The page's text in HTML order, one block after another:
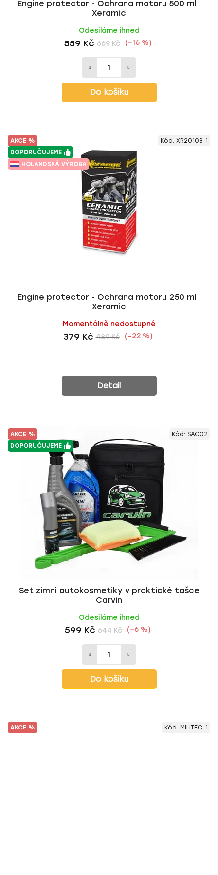
Engine protector - Ochrana motoru 500 ml |
Xeramic
Odesíláme ihned
559 Kč 669 Kč (–16 %)
Do košíku
AKCE %
DOPORUČUJEME
HOLANDSKÁ VÝROBA
Engine protector - Ochrana motoru 250 ml |
Xeramic
Momentálně nedostupné
379 Kč 489 Kč (–22 %)
Detail
Kód: XR20103-1
AKCE %
DOPORUČUJEME
Set zimní autokosmetiky v praktické tašce
Carvin
Odesíláme ihned
599 Kč 644 Kč (–6 %)
Do košíku
Kód: SAC02
AKCE % Kód: MILITEC-1